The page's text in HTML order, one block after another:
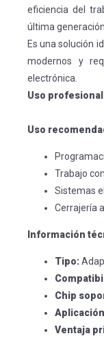
eficiencia del
última generación.
Es una solución
modernos y
electrónica.
Uso
Uso
Trabajo
Sistemas
Cerrajería
Información
Tipo:
Chip
Ventaja